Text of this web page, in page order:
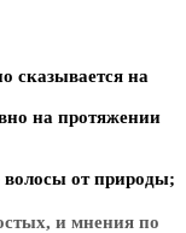
сказывается на
на протяжении
волосы от природы;
и мнения по